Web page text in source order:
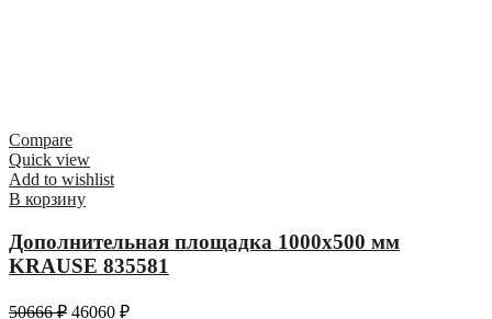
Compare
Quick view
Add to wishlist
В корзину
Дополнительная площадка 1000х500 мм
KRAUSE 835581
50666₽ 46060 ₽